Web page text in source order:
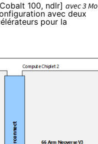
100, ndlr] avec 3 Mo
avec deux
pour la